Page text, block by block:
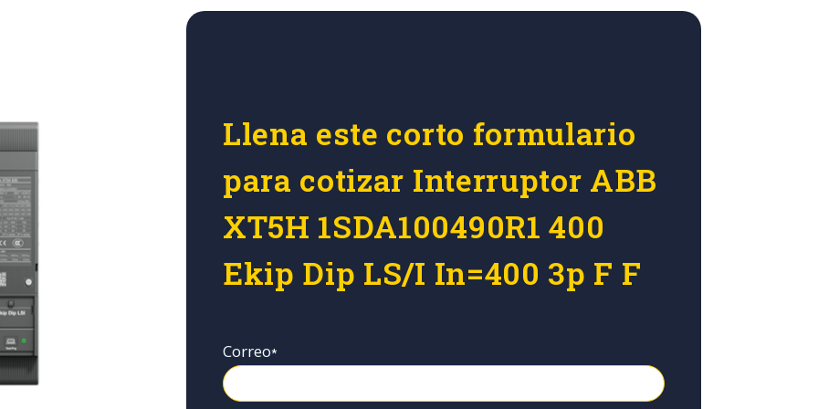
Llena este corto formulario
para cotizar Interruptor ABB
XT5H 1SDA100490R1 400
Ekip Dip LS/I In=400 3p F F
Correo*